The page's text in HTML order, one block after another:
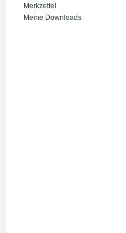
Merkzettel
Meine Downloads